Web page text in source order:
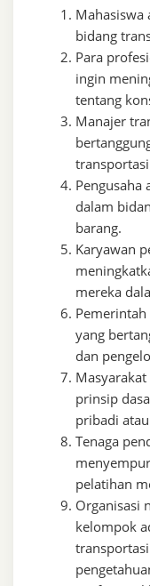
Mahasiswa
bidang
Para
ingin
tentang
Manajer
Pengusaha
dalam
barang.
Karyawan
mereka
yang
dan
prinsip
pribadi
Tenaga
pelatihan
Organisasi
kelompok